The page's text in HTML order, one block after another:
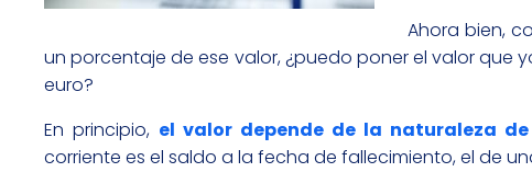
Ahora bien,
un porcentaje de ese valor, ¿puedo poner el valor que
euro?
En principio, el valor depende de la naturaleza
corriente es el saldo a la fecha de fallecimiento, el de